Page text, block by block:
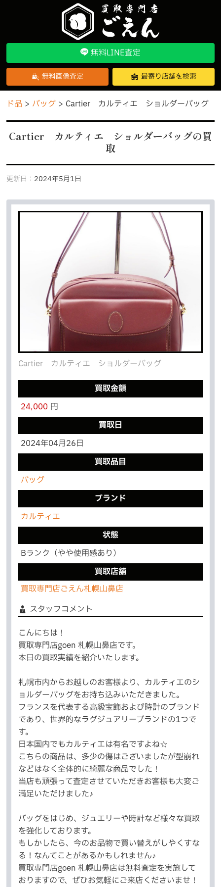
無料LINE査定
無料画像査定 最寄り店舗を検索
ド品 バッグ Cartier カルティエ ショルダーバッグ
Cartier カルティエ ショルダーバッグの買
取
更新日： 2024年5月1日
Cartier カルティエ ショルダーバッグ
買取金額
24,000 円
買取日
2024年04月26日
買取品目
バッグ
ブランド
カルティエ
状態
Bランク（やや使用感あり）
買取店舗
買取専門店ごえん札幌山鼻店
スタッフコメント
こんにちは！
買取専門店goen 札幌山鼻店です。
本日の買取実績を紹介いたします。
札幌市内からお越しのお客様より、カルティエのシ
ョルダーバッグをお持ち込みいただきました。
フランスを代表する高級宝飾および時計のブランド
であり、世界的なラグジュアリーブランドの1つで
す。
日本国内でもカルティエは有名ですよね☆
こちらの商品は、多少の傷はございましたが型崩れ
などはなく全体的に綺麗な商品でした！
当店も頑張って査定させていただきお客様も大変ご
満足いただけました♪
バッグをはじめ、ジュエリーや時計など様々な買取
を強化しております。
もしかしたら、今のお品物で買い替えがしやくすな
る！なんてことがあるかもしれません♪
買取専門店goen 札幌山鼻店は無料査定を実施して
おりますので、ぜひお気軽にご来店くださいませ！